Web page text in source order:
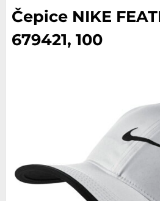
Čepice NIKE
679421, 100